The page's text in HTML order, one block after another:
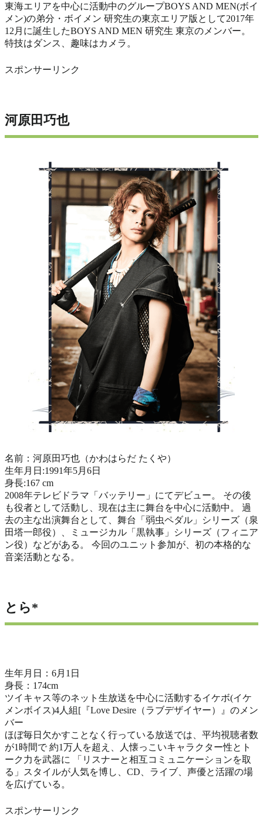
東海エリアを中心に活動中のグループBOYS AND MEN(ボイ
メン)の弟分・ボイメン 研究生の東京エリア版として2017年
12月に誕生したBOYS AND MEN 研究生 東京のメンバー。
特技はダンス、趣味はカメラ。
スポンサーリンク
河原田巧也
名前：河原田巧也（かわはらだ たくや）
生年月日:1991年5月6日
身長:167 cm
2008年テレビドラマ「バッテリー」にてデビュー。 その後
も役者として活動し、現在は主に舞台を中心に活動中。 過
去の主な出演舞台として、舞台「弱虫ペダル」シリーズ（泉
田塔一郎役）、ミュージカル「黒執事」シリーズ（フィニア
ン役）などがある。 今回のユニット参加が、初の本格的な
音楽活動となる。
とら*
生年月日：6月1日
身長：174cm
ツイキャス等のネット生放送を中心に活動するイケボ(イケ
メンボイス)4人組[『Love Desire（ラブデザイヤー）』のメン
バー
ほぼ毎日欠かすことなく行っている放送では、平均視聴者数
が1時間で 約1万人を超え、人懐っこいキャラクター性とト
ーク力を武器に 「リスナーと相互コミュニケーションを取
る」スタイルが人気を博し、CD、ライブ、声優と活躍の場
を広げている。
スポンサーリンク